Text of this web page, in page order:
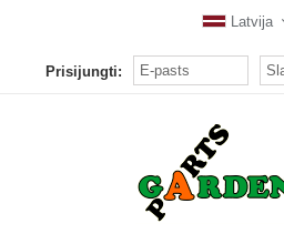
Latvija
Prisijungti: